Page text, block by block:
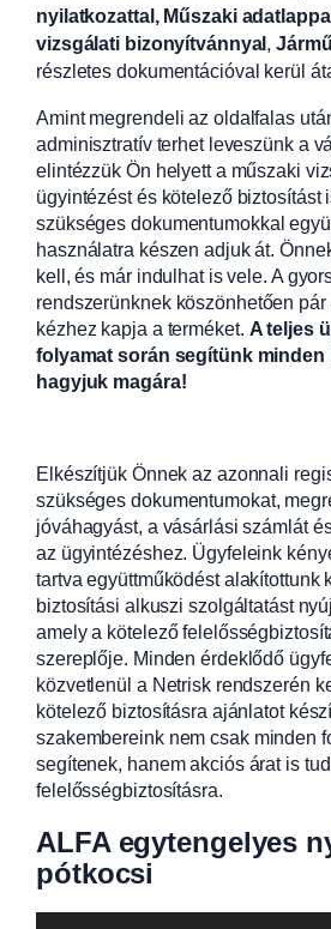
nyilatkozattal, Műszaki
vizsgálati bizonyítvánnyal ,
részletes dokumentációval kerül
Amint megrendeli az oldalfalas
adminisztratív terhet leveszünk a
elintézzük Ön helyett a műszaki
ügyintézést és kötelező biztosítást
szükséges dokumentumokkal
használatra készen adjuk át.
kell, és már indulhat is vele. A
rendszerünknek köszönhetően
kézhez kapja a terméket. A teljes
folyamat során segítünk minden
hagyjuk magára!
Elkészítjük Önnek az azonnali
szükséges dokumentumokat,
jóváhagyást, a vásárlási számlát
az ügyintézéshez. Ügyfeleink
tartva együttműködést alakítottunk
biztosítási alkuszi szolgáltatást
amely a kötelező
szereplője. Minden érdeklődő
közvetlenül a Netrisk rendszerén
kötelező biztosításra ajánlatot
szakembereink nem csak minden
segítenek, hanem akciós árat is
felelősségbiztosításra.
ALFA egytengelyes
pótkocsi